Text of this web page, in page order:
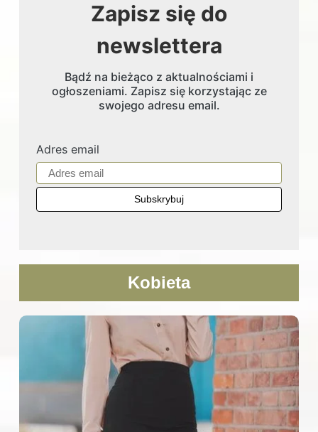
Zapisz się do
newslettera
Bądź na bieżąco z aktualnościami i
ogłoszeniami. Zapisz się korzystając ze
swojego adresu email.
Adres email
Kobieta